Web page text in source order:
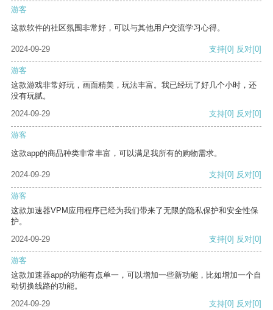
游客
这款软件的社区氛围非常好，可以与其他用户交流学习心得。
2024-09-29 支持[0] 反对[0]
游客
这款游戏非常好玩，画面精美，玩法丰富。我已经玩了好几个小时，还
没有玩腻。
2024-09-29
支持[0] 反对[0]
游客
这款app的商品种类非常丰富，可以满足我所有的购物需求。
2024-09-29 支持[0] 反对[0]
游客
这款加速器VPM应用程序已经为我们带来了无限的隐私保护和安全性保
护。
2024-09-29
支持[0] 反对[0]
游客
这款加速器app的功能有点单一，可以增加一些新功能，比如增加一个自
动切换线路的功能。
2024-09-29
支持[0] 反对[0]